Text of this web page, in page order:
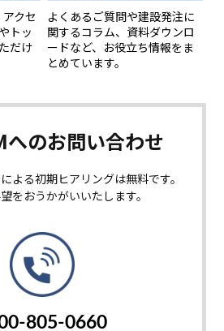
クセ
トッ
だけ
よくあるご質問や建設発注に
関するコラム、資料ダウンロ
ードなど、お役立ち情報をま
とめています。
へのお問い合わせ
よる初期ヒアリングは無料です。
をおうかがいいたします。
805-0660